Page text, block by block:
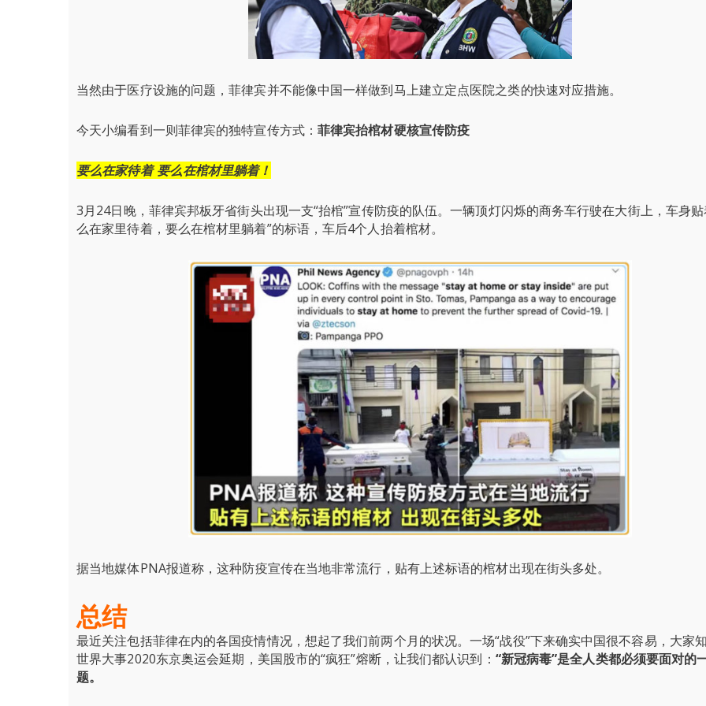
当然由于医疗设施的问题，菲律宾并不能像中国一样做到马上建立定点医院之类的快速对应措施。
今天小编看到一则菲律宾的独特宣传方式： 菲律宾抬棺材硬核宣传防疫
要么在家待着 要么在棺材里躺着！
3月24日晚，菲律宾邦板牙省街头出现一支“抬棺”宣传防疫的队伍。一辆顶灯闪烁的商务车行驶在大街上，车身贴
么在家里待着，要么在棺材里躺着”的标语，车后4个人抬着棺材。
据当地媒体PNA报道称，这种防疫宣传在当地非常流行，贴有上述标语的棺材出现在街头多处。
总结
最近关注包括菲律在内的各国疫情情况，想起了我们前两个月的状况。一场“战役”下来确实中国很不容易，大家
世界大事2020东京奥运会延期，美国股市的“疯狂”熔断，让我们都认识到： “新冠病毒”是全人类都必须要面对的
题。